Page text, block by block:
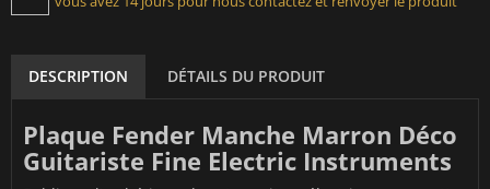
DESCRIPTION DÉTAILS DU PRODUIT
Plaque Fender Manche Marron Déco
Guitariste Fine Electric Instruments